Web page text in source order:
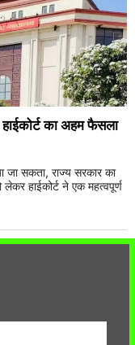
का अहम फैसला
जा सकता, राज्य सरकार का
हाईकोर्ट ने एक महत्वपूर्ण